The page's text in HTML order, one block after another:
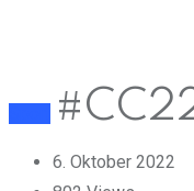
6. Oktober 2022